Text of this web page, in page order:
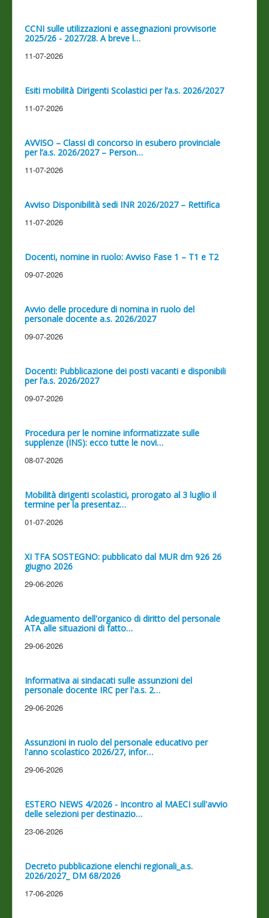
CCNI sulle utilizzazioni e assegnazioni provvisorie
2025/26 - 2027/28. A breve l…
11-07-2026
Esiti mobilità Dirigenti Scolastici per l’a.s. 2026/2027
11-07-2026
AVVISO – Classi di concorso in esubero provinciale
per l’a.s. 2026/2027 – Person…
11-07-2026
Avviso Disponibilità sedi INR 2026/2027 – Rettifica
11-07-2026
Docenti, nomine in ruolo: Avviso Fase 1 – T1 e T2
09-07-2026
Avvio delle procedure di nomina in ruolo del
personale docente a.s. 2026/2027
09-07-2026
Docenti: Pubblicazione dei posti vacanti e disponibili
per l’a.s. 2026/2027
09-07-2026
Procedura per le nomine informatizzate sulle
supplenze (INS): ecco tutte le novi…
08-07-2026
Mobilità dirigenti scolastici, prorogato al 3 luglio il
termine per la presentaz…
01-07-2026
XI TFA SOSTEGNO: pubblicato dal MUR dm 926 26
giugno 2026
29-06-2026
Adeguamento dell'organico di diritto del personale
ATA alle situazioni di fatto…
29-06-2026
Informativa ai sindacati sulle assunzioni del
personale docente IRC per l'a.s. 2…
29-06-2026
Assunzioni in ruolo del personale educativo per
l'anno scolastico 2026/27, infor…
29-06-2026
ESTERO NEWS 4/2026 - Incontro al MAECI sull'avvio
delle selezioni per destinazio…
23-06-2026
Decreto pubblicazione elenchi regionali_a.s.
2026/2027_ DM 68/2026
17-06-2026